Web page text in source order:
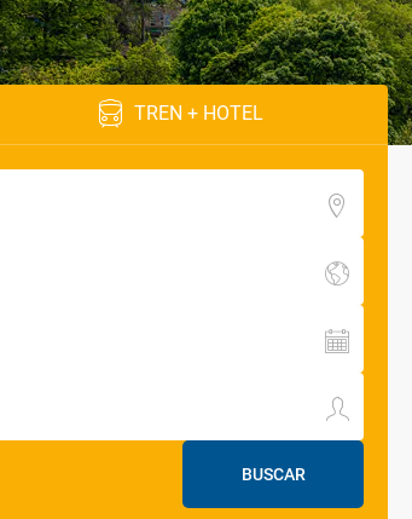
TREN + HOTEL
BUSCAR